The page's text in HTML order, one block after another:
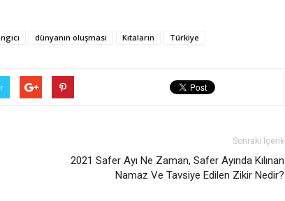
dünyanın oluşması Kıtaların Türkiye
Sonraki İçerik
2021 Safer Ayı Ne Zaman, Safer Ayında Kılınan
Namaz Ve Tavsiye Edilen Zikir Nedir?